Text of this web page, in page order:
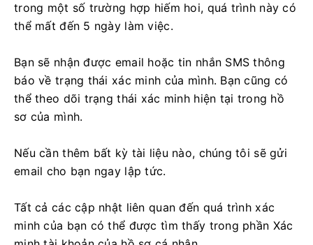
trong một số trường hợp hiếm hoi, quá trình này có
thể mất đến 5 ngày làm việc.
Bạn sẽ nhận được email hoặc tin nhắn SMS thông
báo về trạng thái xác minh của mình. Bạn cũng có
thể theo dõi trạng thái xác minh hiện tại trong hồ
sơ của mình.
Nếu cần thêm bất kỳ tài liệu nào, chúng tôi sẽ gửi
email cho bạn ngay lập tức.
Tất cả các cập nhật liên quan đến quá trình xác
minh của bạn có thể được tìm thấy trong phần Xác